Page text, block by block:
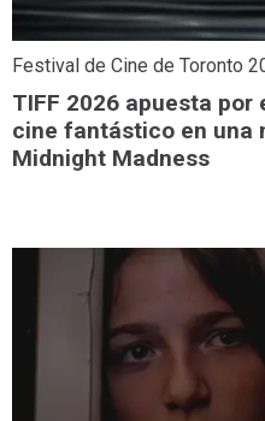
Festival de Cine de Toronto
TIFF 2026 apuesta
cine fantástico en una
Midnight Madness